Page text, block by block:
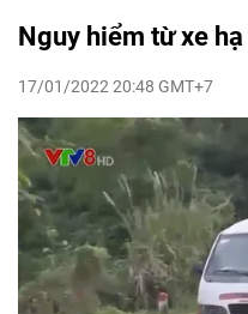
Nguy hiểm từ xe
17/01/2022 20:48 GMT+7